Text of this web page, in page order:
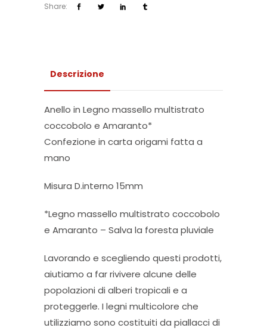
Share:
Descrizione
Anello in Legno massello multistrato
coccobolo e Amaranto*
Confezione in carta origami fatta a
mano
Misura D.interno 15mm
*Legno massello multistrato coccobolo
e Amaranto – Salva la foresta pluviale
Lavorando e scegliendo questi prodotti,
aiutiamo a far rivivere alcune delle
popolazioni di alberi tropicali e a
proteggerle. I legni multicolore che
utilizziamo sono costituiti da piallacci di